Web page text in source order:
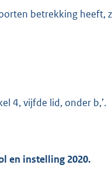
betrekking heeft,
4, vijfde lid, onder b,’.
en instelling 2020.